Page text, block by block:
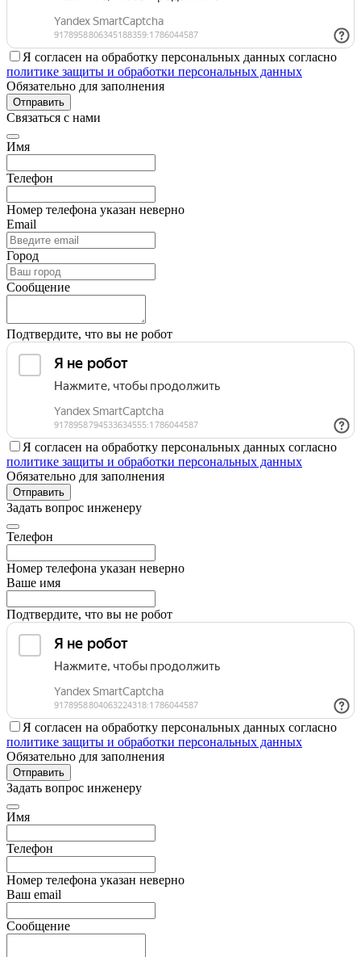
Я согласен на обработку персональных данных согласно
политике защиты и обработки персональных данных
Обязательно для заполнения
Отправить
Связаться с нами
Имя
Телефон
Номер телефона указан неверно
Email
Город
Сообщение
Подтвердите, что вы не робот
Я согласен на обработку персональных данных согласно
политике защиты и обработки персональных данных
Обязательно для заполнения
Отправить
Задать вопрос инженеру
Телефон
Номер телефона указан неверно
Ваше имя
Подтвердите, что вы не робот
Я согласен на обработку персональных данных согласно
политике защиты и обработки персональных данных
Обязательно для заполнения
Отправить
Задать вопрос инженеру
Имя
Телефон
Номер телефона указан неверно
Ваш email
Сообщение